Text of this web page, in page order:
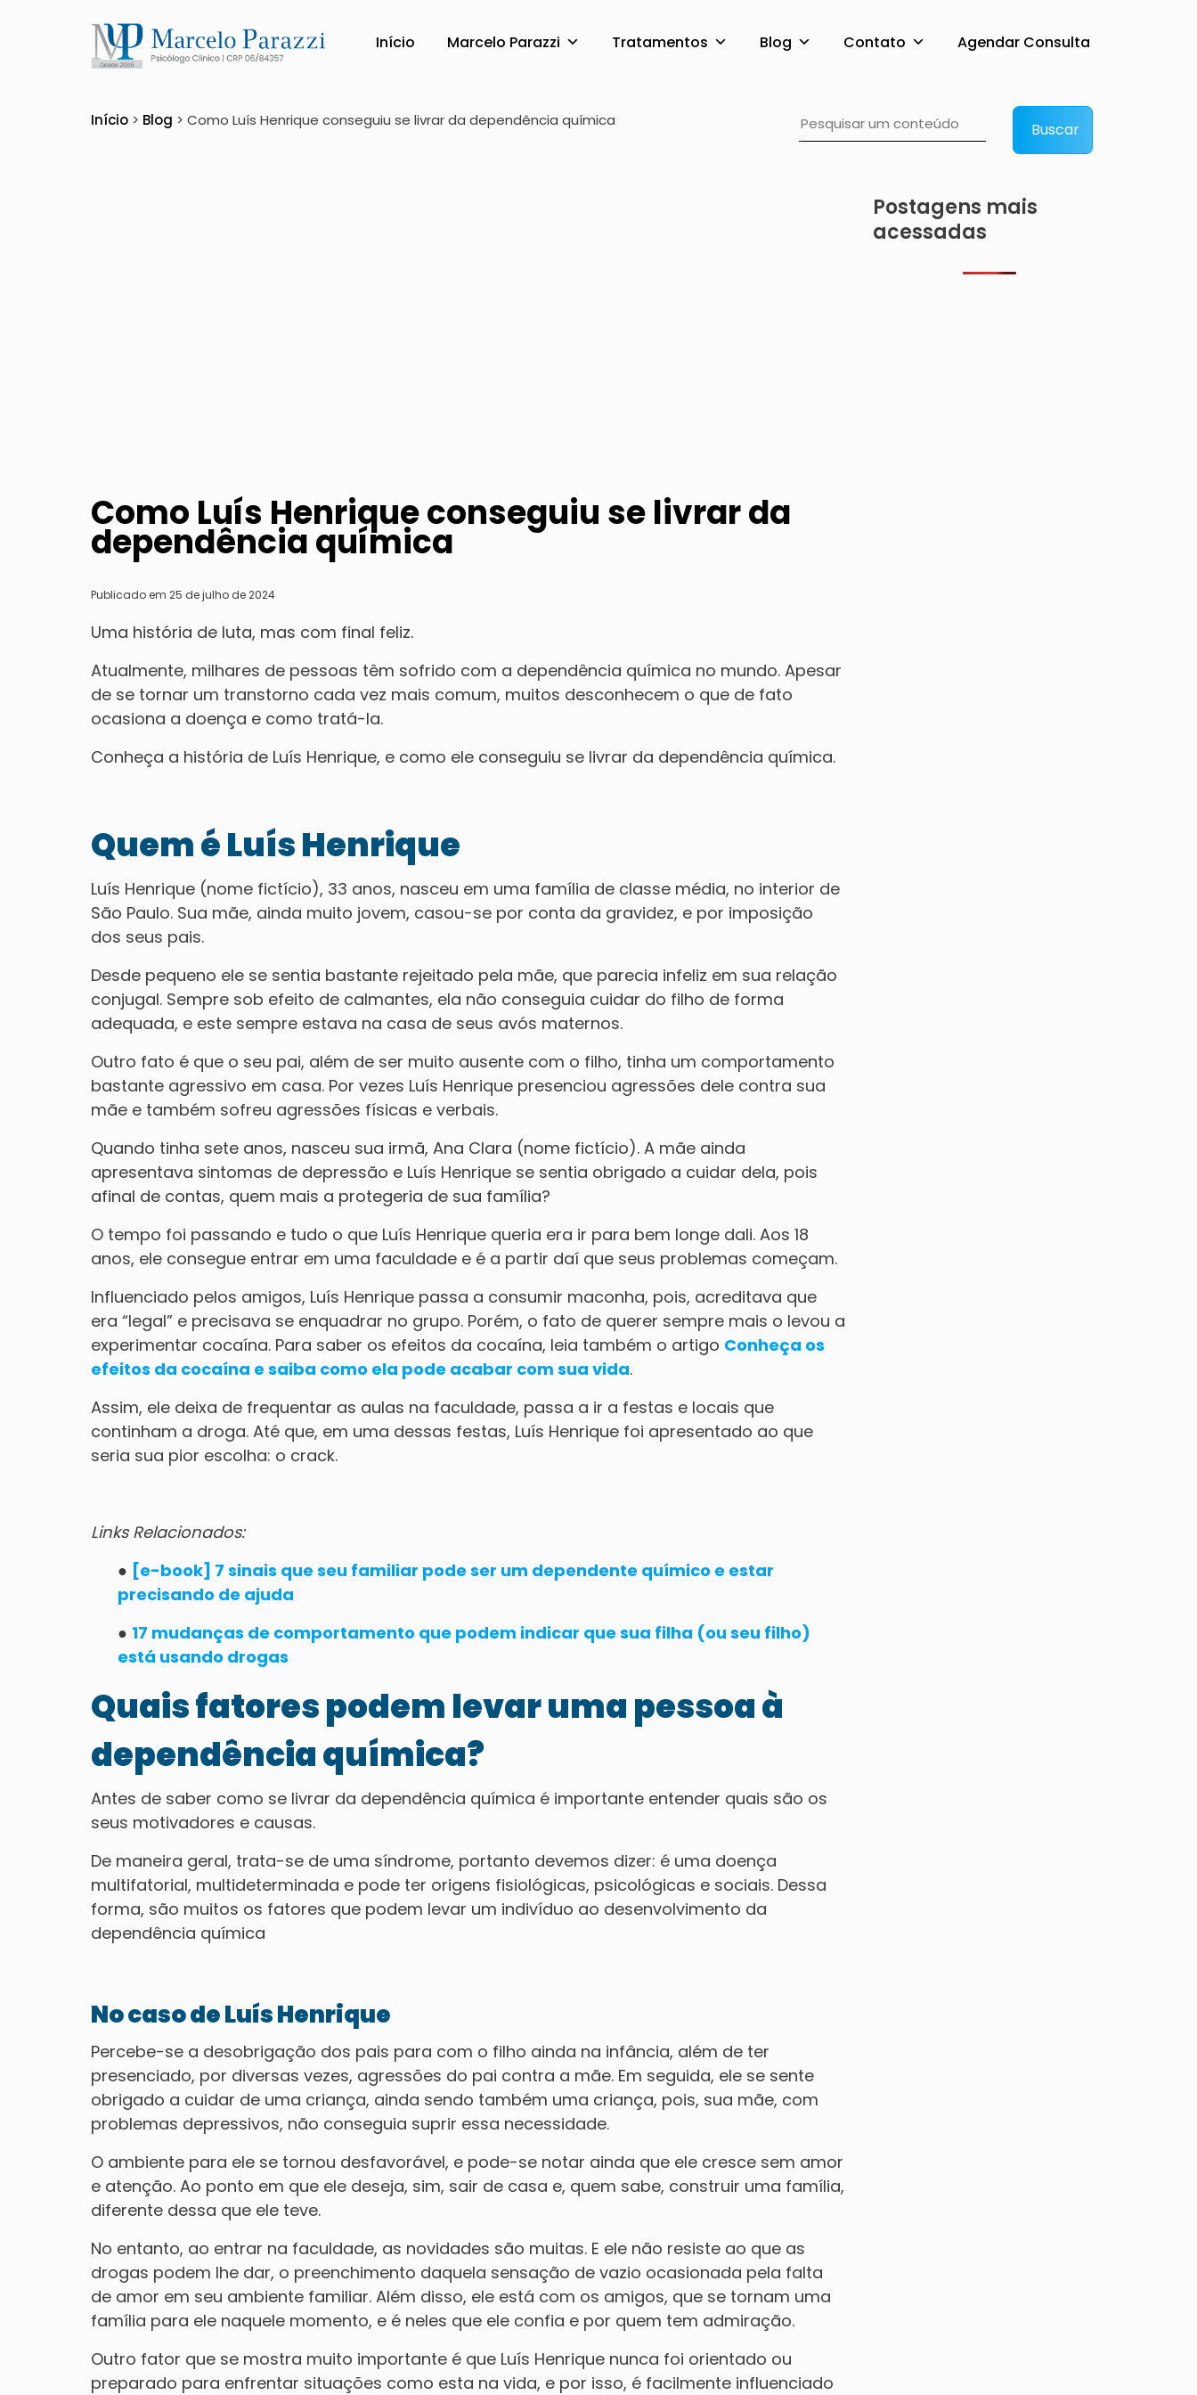
Início Marcelo Parazzi Tratamentos Blog Contato Agendar Consulta
Como Luís Henrique conseguiu se livrar da dependência
Início > Blog > Como Luís Henrique conseguiu se livrar da dependência química Buscar
Como Luís Henrique conseguiu se livrar da
dependência química
Publicado em 25 de julho de 2024
Uma história de luta, mas com final feliz.
Atualmente, milhares de pessoas têm sofrido com a dependência química no mundo. Apesar
de se tornar um transtorno cada vez mais comum, muitos desconhecem o que de fato
ocasiona a doença e como tratá-la.
Conheça a história de Luís Henrique, e como ele conseguiu se livrar da dependência química.
Quem é Luís Henrique
Luís Henrique (nome fictício), 33 anos, nasceu em uma família de classe média, no interior de
São Paulo. Sua mãe, ainda muito jovem, casou-se por conta da gravidez, e por imposição
dos seus pais.
Desde pequeno ele se sentia bastante rejeitado pela mãe, que parecia infeliz em sua relação
conjugal. Sempre sob efeito de calmantes, ela não conseguia cuidar do filho de forma
adequada, e este sempre estava na casa de seus avós maternos.
Outro fato é que o seu pai, além de ser muito ausente com o filho, tinha um comportamento
bastante agressivo em casa. Por vezes Luís Henrique presenciou agressões dele contra sua
mãe e também sofreu agressões físicas e verbais.
Quando tinha sete anos, nasceu sua irmã, Ana Clara (nome fictício). A mãe ainda
apresentava sintomas de depressão e Luís Henrique se sentia obrigado a cuidar dela, pois
afinal de contas, quem mais a protegeria de sua família?
O tempo foi passando e tudo o que Luís Henrique queria era ir para bem longe dali. Aos 18
anos, ele consegue entrar em uma faculdade e é a partir daí que seus problemas começam.
Influenciado pelos amigos, Luís Henrique passa a consumir maconha, pois, acreditava que
era “legal” e precisava se enquadrar no grupo. Porém, o fato de querer sempre mais o levou a
experimentar cocaína. Para saber os efeitos da cocaína, leia também o artigo Conheça os
efeitos da cocaína e saiba como ela pode acabar com sua vida.
Assim, ele deixa de frequentar as aulas na faculdade, passa a ir a festas e locais que
continham a droga. Até que, em uma dessas festas, Luís Henrique foi apresentado ao que
seria sua pior escolha: o crack.
Links Relacionados:
● [e-book] 7 sinais que seu familiar pode ser um dependente químico e estar
precisando de ajuda
● 17 mudanças de comportamento que podem indicar que sua filha (ou seu filho)
está usando drogas
Quais fatores podem levar uma pessoa à
dependência química?
Antes de saber como se livrar da dependência química é importante entender quais são os
seus motivadores e causas.
De maneira geral, trata-se de uma síndrome, portanto devemos dizer: é uma doença
multifatorial, multideterminada e pode ter origens fisiológicas, psicológicas e sociais. Dessa
forma, são muitos os fatores que podem levar um indivíduo ao desenvolvimento da
dependência química
No caso de Luís Henrique
Percebe-se a desobrigação dos pais para com o filho ainda na infância, além de ter
presenciado, por diversas vezes, agressões do pai contra a mãe. Em seguida, ele se sente
obrigado a cuidar de uma criança, ainda sendo também uma criança, pois, sua mãe, com
problemas depressivos, não conseguia suprir essa necessidade.
O ambiente para ele se tornou desfavorável, e pode-se notar ainda que ele cresce sem amor
e atenção. Ao ponto em que ele deseja, sim, sair de casa e, quem sabe, construir uma família,
diferente dessa que ele teve.
No entanto, ao entrar na faculdade, as novidades são muitas. E ele não resiste ao que as
drogas podem lhe dar, o preenchimento daquela sensação de vazio ocasionada pela falta
de amor em seu ambiente familiar. Além disso, ele está com os amigos, que se tornam uma
família para ele naquele momento, e é neles que ele confia e por quem tem admiração.
Outro fator que se mostra muito importante é que Luís Henrique nunca foi orientado ou
preparado para enfrentar situações como esta na vida, e por isso, é facilmente influenciado
Postagens mais
acessadas